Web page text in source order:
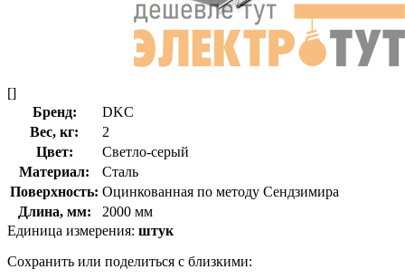
[]
Бренд:
DKC
Вес, кг:
2
Цвет:
Светло-серый
Материал:
Сталь
Поверхность: Оцинкованная по методу Сендзимира
Длина, мм:
2000 мм
Единица измерения: штук
Сохранить или поделиться с близкими: